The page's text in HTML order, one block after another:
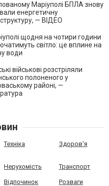
Маріуполі БПЛА знову
енергетичну
— ВІДЕО
щодня на чотири години
світло: це вплине на
води
військові розстріляли
полоненого у
районі, —
Техніка Здоров'я
Нерухомість Транспорт
Відпочинок Розваги